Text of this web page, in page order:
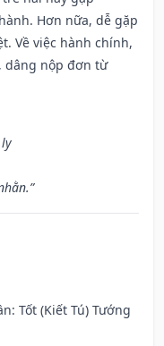
Hơn nữa, dễ gặp
Về việc hành chính,
dâng nộp đơn từ
Tốt (Kiết Tú) Tướng